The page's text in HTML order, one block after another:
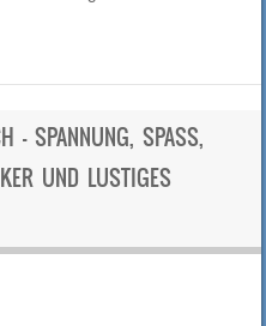
SPANNUNG, SPASS, L
UND LUSTIGES B